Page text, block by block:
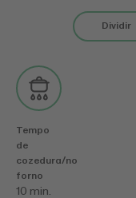
Dividir
Tempo
de
cozedura/no
forno
10 min.